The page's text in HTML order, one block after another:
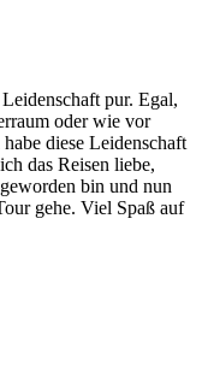
pur. Egal,
oder wie vor
diese Leidenschaft
das Reisen liebe,
bin und nun
gehe. Viel Spaß auf